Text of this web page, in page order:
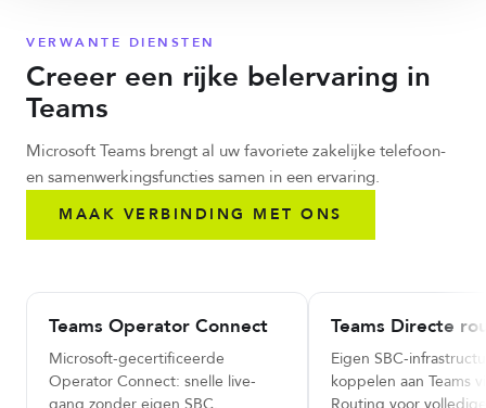
VERWANTE DIENSTEN
Creeer een rijke belervaring in
Teams
Microsoft Teams brengt al uw favoriete zakelijke telefoon-
en samenwerkingsfuncties samen in een ervaring.
MAAK VERBINDING MET ONS
Teams Operator Connect
Microsoft-gecertificeerde
Operator Connect: snelle live-
Teams Directe
Eigen SBC-
koppelen aan Teams